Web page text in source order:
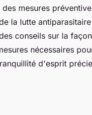
mesures
la lutte
conseils sur la
nécessaires
d'esprit